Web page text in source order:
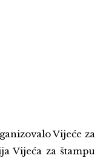
Vijeće za
Vijeća za štampu